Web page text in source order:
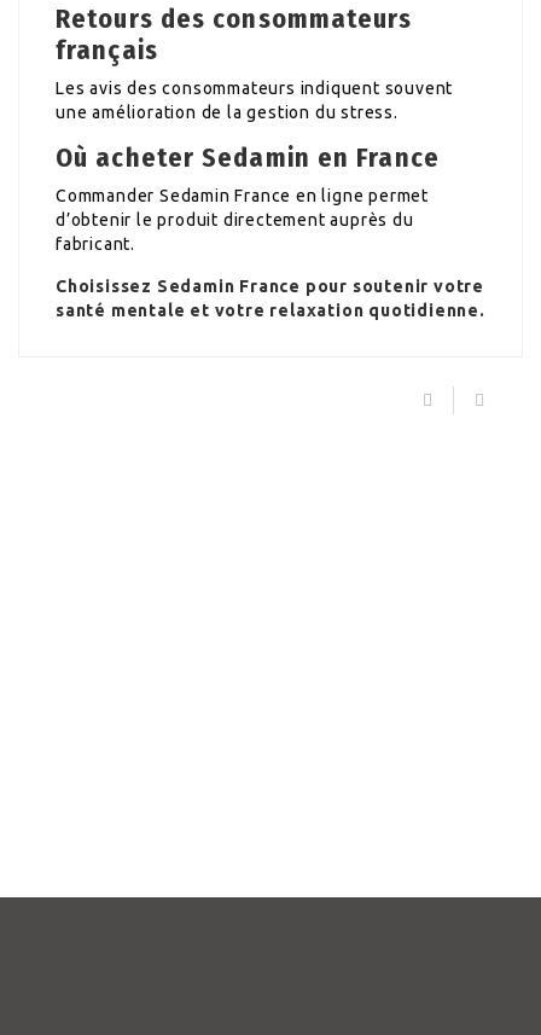
Retours des consommateurs
français
Les avis des consommateurs indiquent souvent
une amélioration de la gestion du stress.
Où acheter Sedamin en France
Commander Sedamin France en ligne permet
d’obtenir le produit directement auprès du
fabricant.
Choisissez Sedamin France pour soutenir votre
santé mentale et votre relaxation quotidienne.